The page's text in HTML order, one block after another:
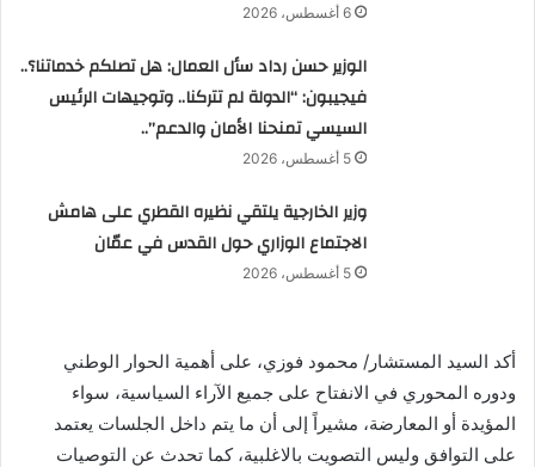
6 أغسطس، 2026
الوزير حسن رداد سأل العمال: هل تصلكم خدماتنا؟..
فيجيبون: “الدولة لم تتركنا.. وتوجيهات الرئيس
السيسي تمنحنا الأمان والدعم”..
5 أغسطس، 2026
وزير الخارجية يلتقي نظيره القطري على هامش
الاجتماع الوزاري حول القدس في عمّان
5 أغسطس، 2026
أكد السيد المستشار/ محمود فوزي، على أهمية الحوار الوطني
ودوره المحوري في الانفتاح على جميع الآراء السياسية، سواء
المؤيدة أو المعارضة، مشيراً إلى أن ما يتم داخل الجلسات يعتمد
على التوافق وليس التصويت بالاغلبية، كما تحدث عن التوصيات